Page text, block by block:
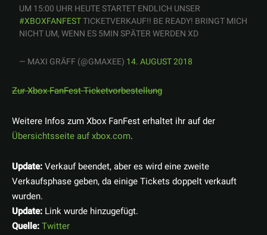
UM 15:00 UHR HEUTE STARTET ENDLICH UNSER
#XBOXFANFESTTICKETVERKAUF!! BE READY! BRINGT MICH
NICHT UM, WENN ES 5MIN SPÄTER WERDEN XD
— MAXI GRÄFF (@GMAXEE) 14. AUGUST 2018
Zur Xbox FanFest Ticketvorbestellung
Weitere Infos zum Xbox FanFest erhaltet ihr auf der
Übersichtsseite auf xbox.com.
Update:Verkauf beendet, aber es wird eine zweite
Verkaufsphase geben, da einige Tickets doppelt verkauft
wurden.
Update: Link wurde hinzugefügt.
Quelle:Twitter